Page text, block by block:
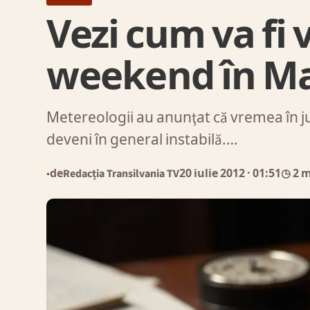
Vezi cum va fi
weekend în
Metereologii au anunţat că vremea în
deveni în general instabilă.…
●deRedacția Transilvania TV20 iulie 2012· 01:51◷ 2